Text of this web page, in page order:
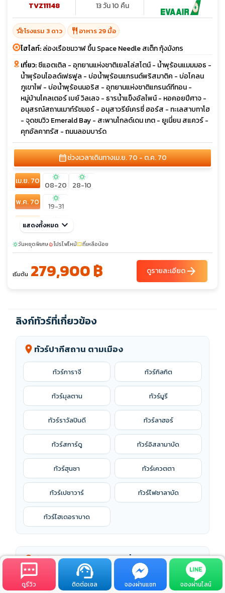
TVZ11148
13 วัน 10 คืน
hotel_classโรงแรม 3 ดาว restaurant อาหาร 29 มื้อ
ไฮไลท์:ล่องเรือชมวาฬ ขึ้น Space Needle สเต็ก กุ้งมังกร
เที่ยว:ซีแอตเติล - อุทยานแห่งชาติเยลโล่สโตน์ - น้ำพุร้อนแมมมอธ -
น้ำพุร้อนโอลด์เฟธฟูล - บ่อน้ำพุร้อนแกรนด์พริสมาติค - บ่อโคลน
ภูเขาไฟ - บ่อน้ำพุร้อนนอริส - อุทยานแห่งชาติแกรนด์ทีทอน -
หมู่บ้านโคลเตอร์ เบย์ วิลเลจ - ธารน้ำแข็งอัลไพน์ - หอคอยปีศาจ -
อนุสรณ์สถานเมาท์รัชมอร์ - อนุสาวรีย์เครซี่ ฮอร์ส - ทะเลสาบทาโฮ
- จุดชมวิว Emerald Bay - สะพานโกลด์เดน เกต - ยูเนี่ยน สแควร์ -
คุกอัลคาทรัส - ถนนลอมบาร์ด
calendar_monthช่วงเวลาเดินทางเม.ย. 70 - ต.ค. 70
เม.ย. 70 sunny
08-20
sunny
28-10
พ.ค. 70
sunny
19-31
มิ.ย. 70
sunny
02-14
ก.ค. 70
15-27
ส.ค. 70
11-23
แสดงทั้งหมด keyboard_arrow_down
sunnyวันหยุดพิเศษlocal_fire_departmentโปรไฟไหม้confirmation_numberที่เหลือน้อย
เริ่มต้น 279,900 ฿ ดูรายละเอียดarrow_forward
ลิงก์ทัวร์ที่เกี่ยวข้อง
location_on ทัวร์ปากีสถาน ตามเมือง
ทัวร์การาจี ทัวร์กิลกิต
ทัวร์มุลตาน ทัวร์มูรี
ทัวร์ราวัลปินดี ทัวร์ลาฮอร์
ทัวร์สการ์ดู ทัวร์อิสลามาบัด
ทัวร์ฮุนซา ทัวร์เควตตา
ทัวร์เปชาวาร์ ทัวร์ไฟซาลาบัด
ทัวร์ไฮเดอราบาด
location_onทัวร์ปากีสถาน ตามสถานที่
ทัวร์คาราโครัม ไฮเวย์ ทัวร์ตักศิลา
ดูรีวิว ติดต่อเซล จองผ่านแชท จองผ่านไลน์